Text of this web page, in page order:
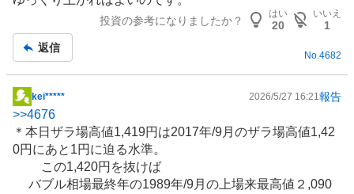
記
投資の参考になりましたか？
はい
20
いいえ
1
返信
No.4682
掲
示
記
kei***** 2026/5/27 16:21報告
>>4676
＊本日ザラ場高値1,419円は2017年/9月のザラ場高値1,42
0円にあと1円に迫る水準。
この1,420円を抜けば
バブル相場最終年の1989年/9月の上場来最高値２,090